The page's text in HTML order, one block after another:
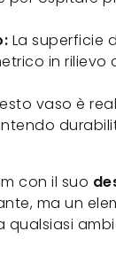
La superficie
in rilievo
vaso è
con il suo
ma un
qualsiasi